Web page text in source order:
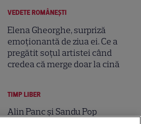
VEDETE ROMÂNEŞTI
Elena Gheorghe, surpriză
emoționantă de ziua ei. Ce a
pregătit soțul artistei când
credea că merge doar la cină
TIMP LIBER
Alin Panc și Sandu Pop